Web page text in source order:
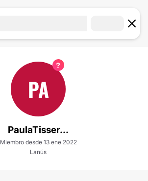
PA
PaulaTisser...
Miembro desde 13 ene 2022
Lanús